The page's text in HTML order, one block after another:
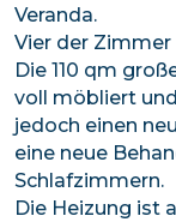
Veranda.
Vier der Zimmer
Die 110 qm
voll möbliert
jedoch einen
eine neue
Schlafzimmern.
Die Heizung ist